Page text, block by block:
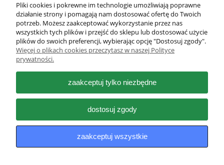
Pomoc
Moje konto
Płatności i dostawa
Informacje
O nas
Pliki cookies i pokrewne im technologie umożliwiają poprawne
działanie strony i pomagają nam dostosować ofertę do Twoich
potrzeb. Możesz zaakceptować wykorzystanie przez nas
wszystkich tych plików i przejść do sklepu lub dostosować użycie
plików do swoich preferencji, wybierając opcję "Dostosuj zgody".
Więcej o plikach cookies przeczytasz w naszej Polityce
prywatności.
zaakceptuj tylko niezbędne
dostosuj zgody
zaakceptuj wszystkie